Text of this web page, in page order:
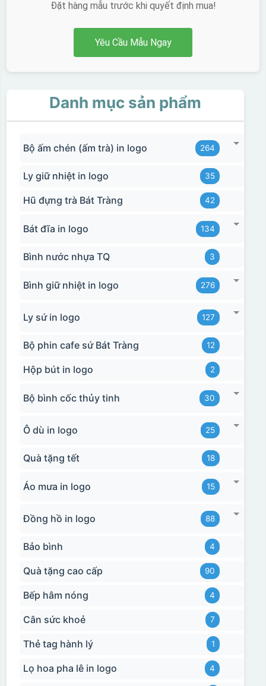
Đặt hàng mẫu trước khi quyết định mua!
Yêu Cầu Mẫu Ngay
Danh mục sản phẩm
Bộ ấm chén (ấm trà) in logo 264
Ly giữ nhiệt in logo 35
Hũ đựng trà Bát Tràng 42
Bát đĩa in logo 134
Bình nước nhựa TQ 3
Bình giữ nhiệt in logo 276
Ly sứ in logo 127
Bộ phin cafe sứ Bát Tràng 12
Hộp bút in logo 2
Bộ bình cốc thủy tinh 30
Ô dù in logo 25
Quà tặng tết 18
Áo mưa in logo 15
Đồng hồ in logo 88
Bảo bình 4
Quà tặng cao cấp 90
Bếp hâm nóng 4
Cân sức khoẻ 7
Thẻ tag hành lý 1
Lọ hoa pha lê in logo 4